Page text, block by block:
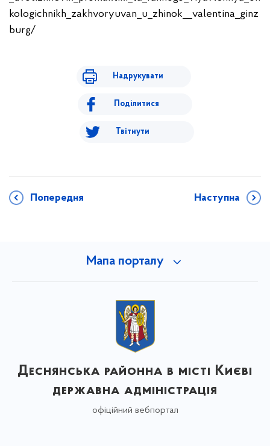
kologichnikh_zakhvoryuvan_u_zhinok__valentina_ginz
burg/
Надрукувати
Поділитися
Твітнути
Попередня Наступна
Мапа порталу
Деснянська районна в місті Києві
державна адміністрація
офіційний вебпортал